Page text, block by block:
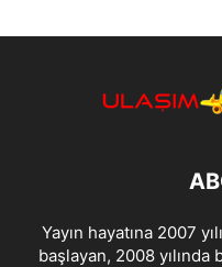
Yayın hayatına 2007
başlayan, 2008